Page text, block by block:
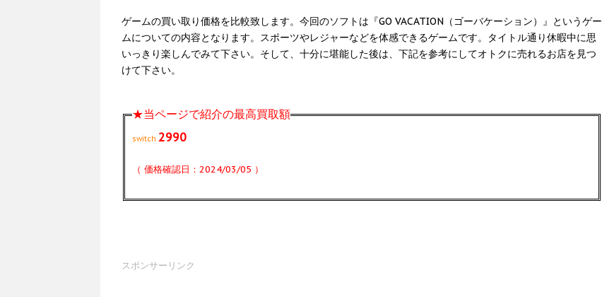
ゲームの買い取り価格を比較致します。今回のソフトは『GO VACATION（ゴーバケーション）』というゲー
ムについての内容となります。スポーツやレジャーなどを体感できるゲームです。タイトル通り休暇中に思
いっきり楽しんでみて下さい。そして、十分に堪能した後は、下記を参考にしてオトクに売れるお店を見つ
けて下さい。
★当ページで紹介の最高買取額
switch 2990
（ 価格確認日：2024/03/05 ）
スポンサーリンク